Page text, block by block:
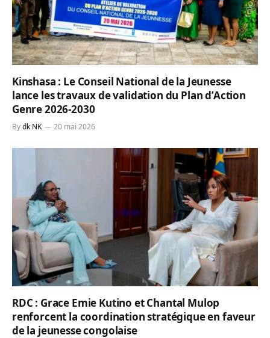
Kinshasa : Le Conseil National de la Jeunesse
lance les travaux de validation du Plan d’Action
Genre 2026-2030
Bydk NK 20 mai 2026
RDC : Grace Emie Kutino et Chantal Mulop
renforcent la coordination stratégique en faveur
de la jeunesse congolaise